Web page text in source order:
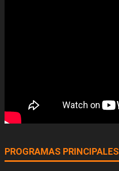
PROGRAMAS PRINCIPALES